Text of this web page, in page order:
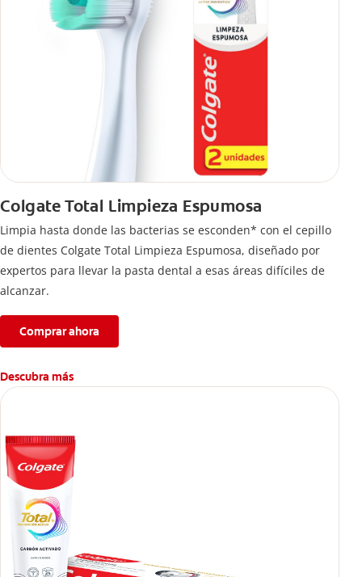
Colgate Total Limpieza Espumosa
Limpia hasta donde las bacterias se esconden* con el cepillo
de dientes Colgate Total Limpieza Espumosa, diseñado por
expertos para llevar la pasta dental a esas áreas difíciles de
alcanzar.
Comprar ahora
Descubra más